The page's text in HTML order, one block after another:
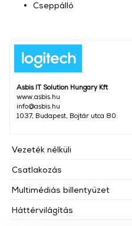
Asbis IT Solution Hungary Kft
www.asbis.hu
info@asbis.hu
1037, Budapest, Bojtár utca 80
Vezeték nélküli
Csatlakozás
Multimédiás billentyűzet
Háttérvilágítás
Cseppálló